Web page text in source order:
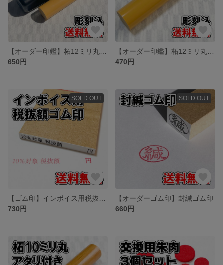
650円
470円
SOLD OUT
730円
SOLD OUT
【オーダーゴム印】封緘ゴム印
660円